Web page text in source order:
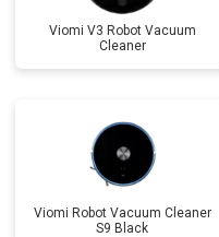
Viomi V3 Robot Vacuum
Cleaner
Viomi Robot Vacuum Cleaner
S9 Black